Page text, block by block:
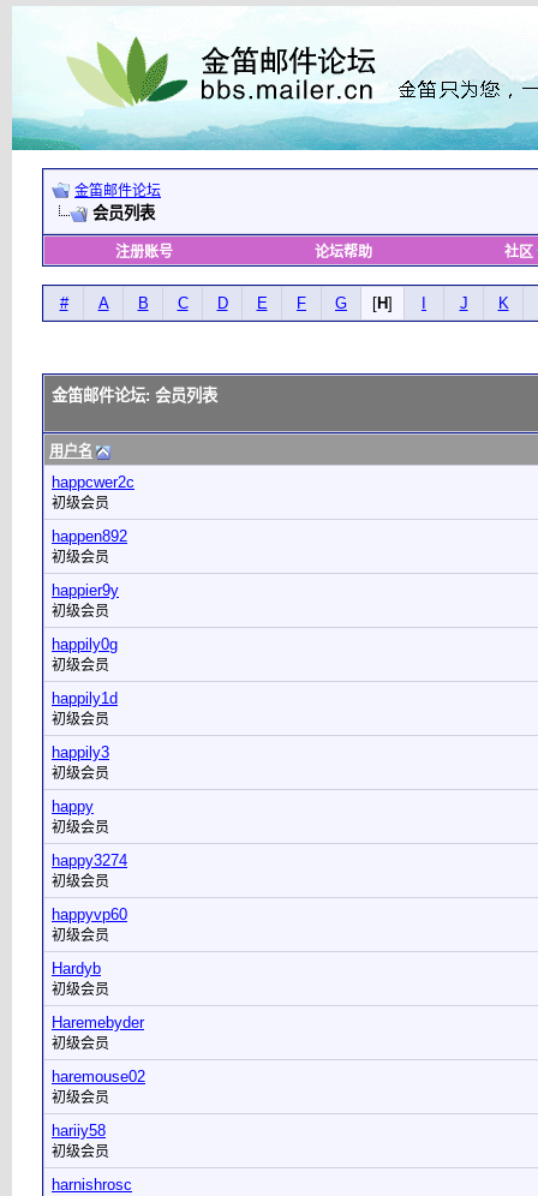
金笛邮件论坛
会员列表
注册账号 论坛帮助 社区
# A B C D E F G [H] J K
金笛邮件论坛: 会员列表
用户名
happcwer2c
初级会员
happen892
初级会员
happier9y
初级会员
happily0g
初级会员
happily1d
初级会员
happily3
初级会员
happy
初级会员
happy3274
初级会员
happyvp60
初级会员
Hardyb
初级会员
Haremebyder
初级会员
haremouse02
初级会员
hariiy58
初级会员
harnishrosc